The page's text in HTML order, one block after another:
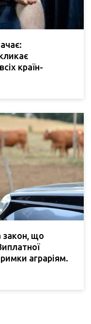
країн-
закон, що
аграріям.